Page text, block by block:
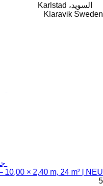
السويد، Karlstad
Klaravik Sweden
× 2,40 m, 24 m² | NEU
5